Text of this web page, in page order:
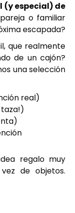
(y especial) de
o familiar
escapada?
que realmente
de un cajón?
una selección
real)
regalo muy
de objetos.